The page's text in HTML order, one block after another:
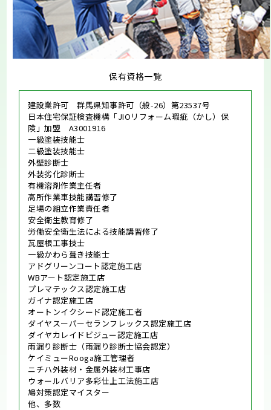
保有資格一覧
建設業許可 群馬県知事許可（般-26）第23537号
日本住宅保証検査機構「JIOリフォーム瑕疵（かし）保
険」加盟 A3001916
一級塗装技能士
二級塗装技能士
外壁診断士
外装劣化診断士
有機溶剤作業主任者
高所作業車技能講習修了
足場の組立作業責任者
安全衛生教育修了
労働安全衛生法による技能講習修了
瓦屋根工事技士
一級かわら葺き技能士
アドグリーンコート認定施工店
WBアート認定施工店
プレマテックス認定施工店
ガイナ認定施工店
オートンイクシード認定施工者
ダイヤスーパーセランフレックス認定施工店
ダイヤカレイドビジュー認定施工店
雨漏り診断士（雨漏り診断士協会認定）
ケイミューRooga施工管理者
ニチハ外装材・金属外装材工事店
ウォールバリア多彩仕上工法施工店
鳩対策認定マイスター
他、多数